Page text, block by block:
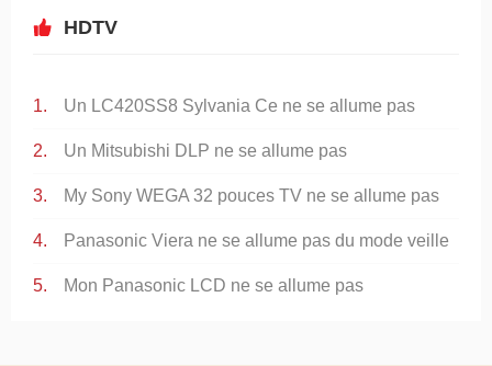
HDTV
Un LC420SS8 Sylvania Ce ne se allume pas
Un Mitsubishi DLP ne se allume pas
My Sony WEGA 32 pouces TV ne se allume pas
Panasonic Viera ne se allume pas du mode veille
Mon Panasonic LCD ne se allume pas